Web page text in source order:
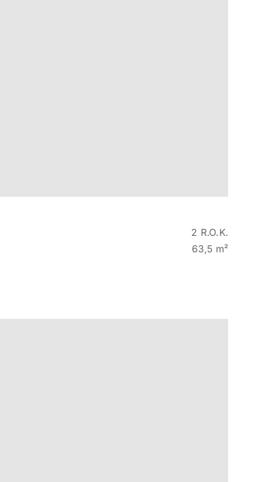
2 R.O.K.
63,5 m²